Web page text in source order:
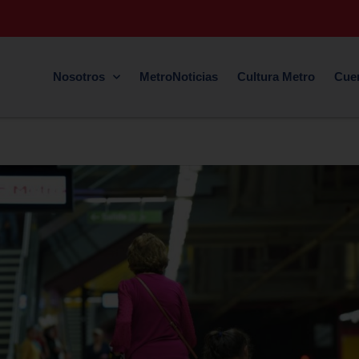
Nosotros MetroNoticias Cultura Metro